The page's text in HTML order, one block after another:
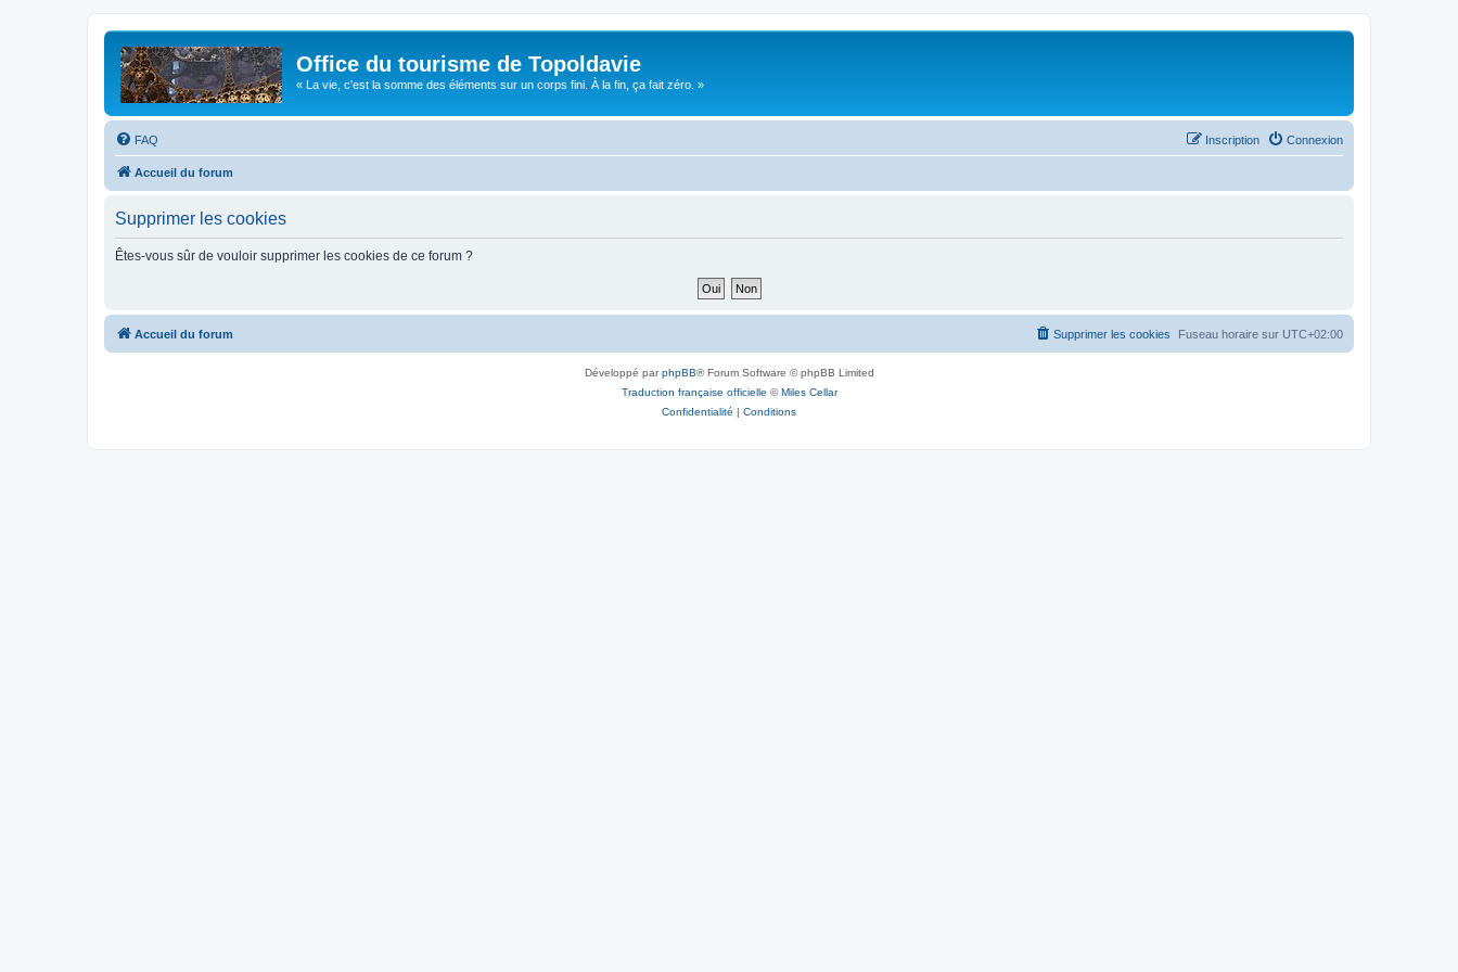
Office du tourisme de Topoldavie
« La vie, c'est la somme des éléments sur un corps fini. À la fin, ça fait zéro. »
FAQ Connexion
Inscription
Accueil du forum
Supprimer les cookies
Êtes-vous sûr de vouloir supprimer les cookies de ce forum ?
Accueil du forum Fuseau horaire sur UTC+02:00
Supprimer les cookies
Développé parphpBB® Forum Software © phpBB Limited
Traduction française officielle ©Miles Cellar
Confidentialité | Conditions